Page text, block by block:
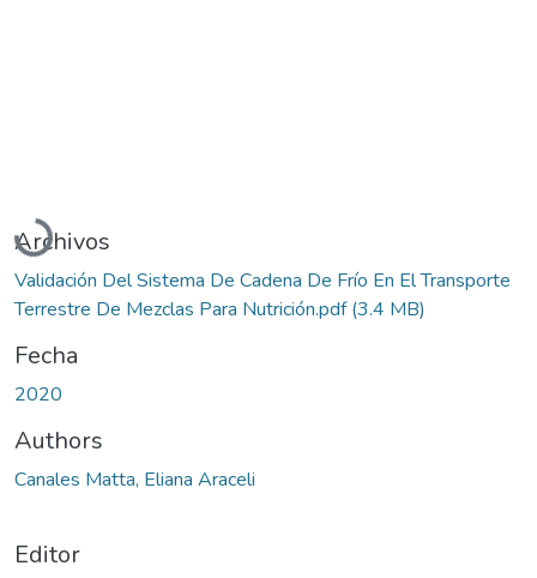
Cargando...
Archivos
Validación Del Sistema De Cadena De Frío En El Transporte
Terrestre De Mezclas Para Nutrición.pdf(3.4 MB)
Fecha
2020
Authors
Canales Matta, Eliana Araceli
Editor